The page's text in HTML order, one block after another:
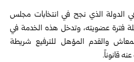
الدولة الذي نجح في انتخابات مجلس
فترة عضويته، وتدخل هذه الخدمة في
والقدم المؤهل للترفيع شريطة
قانوناً.